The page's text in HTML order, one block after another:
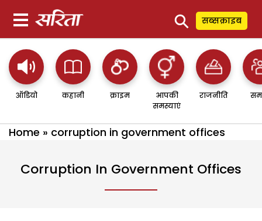
⚲ सब्सक्राइब
ऑडियो कहानी क्राइम
आपकी
समस्याएं
राजनीति
Home » corruption in government offices
Corruption In Government Offices